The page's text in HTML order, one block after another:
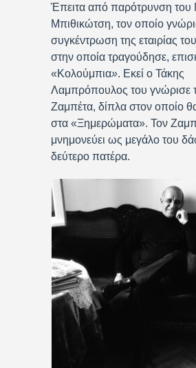
Έπειτα από παρότρυνση του
Μπιθικώτση, τον οποίο
συγκέντρωση της εταιρίας
στην οποία τραγούδησε,
«Κολούμπια». Εκεί ο Τάκης
Λαμπρόπουλος του γνώρισε
Ζαμπέτα, δίπλα στον οποίο
στα «Ξημερώματα». Τον
μνημονεύει ως μεγάλο του
δεύτερο πατέρα.